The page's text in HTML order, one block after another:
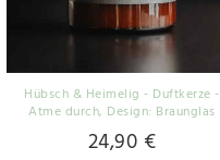
Hübsch & Heimelig - Duftkerze -
Atme durch, Design: Braunglas
24,90 €